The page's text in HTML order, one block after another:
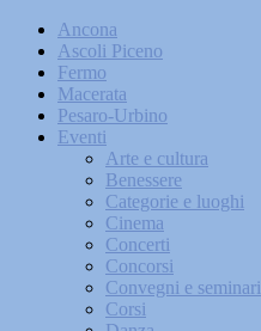
Ancona
Ascoli Piceno
Fermo
Macerata
Pesaro-Urbino
Eventi
Arte e cultura
Benessere
Categorie e luoghi
Cinema
Concerti
Concorsi
Convegni e seminari
Corsi